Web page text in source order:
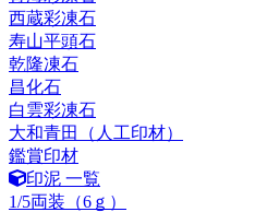
西蔵彩凍石
寿山平頭石
乾隆凍石
昌化石
白雲彩凍石
大和青田（人工印材）
鑑賞印材
印泥 一覧
1/5両装（6ｇ）